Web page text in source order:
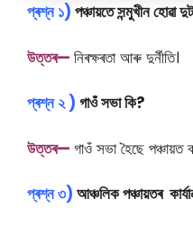
প্ৰশ্ন ১) পঞ্চায়তে সন্মুখীন হোৱা
উত্তৰ— নিৰক্ষৰতা আৰু দুৰ্নীতি।
প্ৰশ্ন২ ) গাওঁ সভা কি?
উত্তৰ— গাওঁ সভা হৈছে পঞ্চায়ত
প্ৰশ্ন৩) আঞ্চলিক পঞ্চায়তৰ